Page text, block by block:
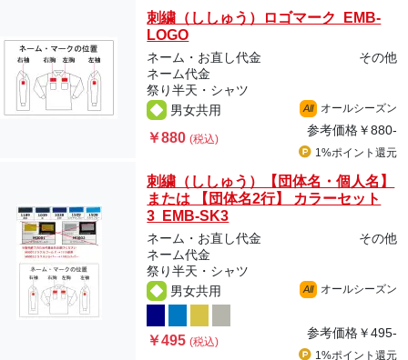
刺繍（ししゅう）ロゴマーク EMB-
LOGO
ネーム・お直し代金
その他
ネーム代金
祭り半天・シャツ
男女共用
All オールシーズン
￥880(税込)
参考価格￥880-
1%ポイント 還元
刺繍（ししゅう）【団体名・個人名】
または 【団体名2行】 カラーセット
3 EMB-SK3
ネーム・お直し代金
その他
ネーム代金
祭り半天・シャツ
男女共用
All オールシーズン
￥495(税込)
参考価格￥495-
1%ポイント 還元